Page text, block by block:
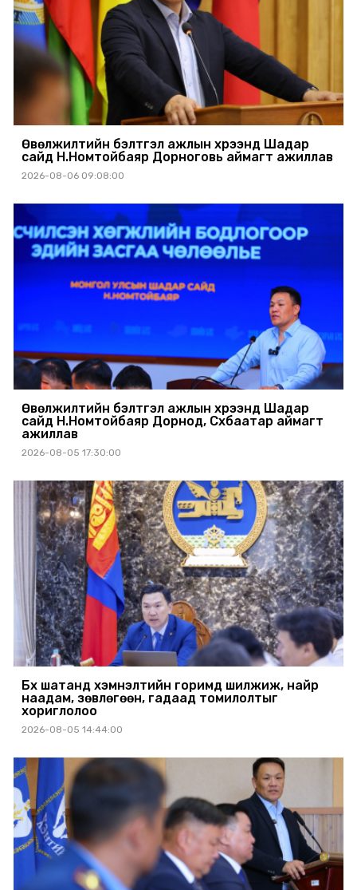
Өвөлжилтийн бэлтгэл ажлын хүрээнд Шадар
сайд Н.Номтойбаяр Дорноговь аймагт ажиллав
2026-08-06 09:08:00
Өвөлжилтийн бэлтгэл ажлын хүрээнд Шадар
сайд Н.Номтойбаяр Дорнод, Сүхбаатар аймагт
ажиллав
2026-08-05 17:30:00
Бүх шатанд хэмнэлтийн горимд шилжиж, найр
наадам, зөвлөгөөн, гадаад томилолтыг
хориглолоо
2026-08-05 14:44:00